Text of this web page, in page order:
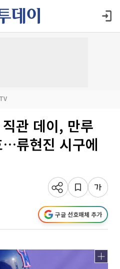
관 데이, 만루
류현진 시구에
구글 선호매체 추가